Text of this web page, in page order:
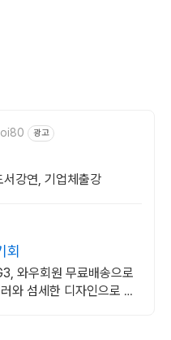
광고
강연, 기업체출강
회
와우회원 무료배송으로
와 섬세한 디자인으로 당